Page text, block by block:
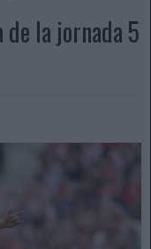
la jornada 5